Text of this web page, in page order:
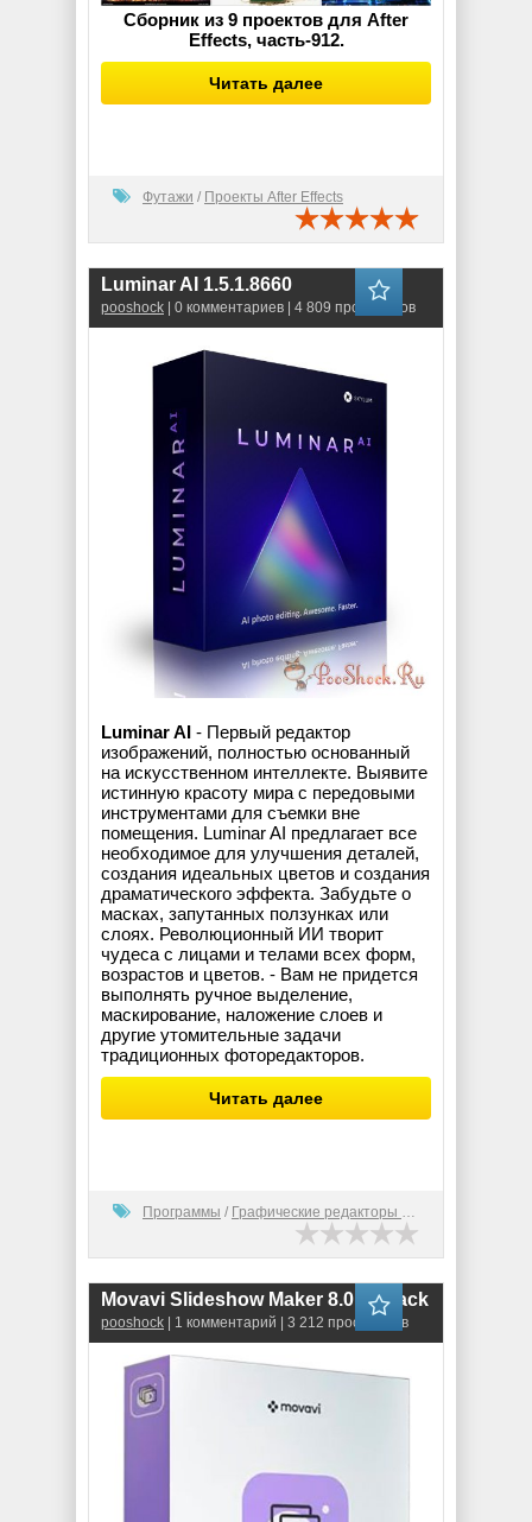
Сборник из 9 проектов для After
Effects, часть-912.
Читать далее
Футажи / Проекты After Effects
Luminar AI 1.5.1.8660
pooshock | 0 комментариев | 4 809 просмотров
Luminar AI - Первый редактор
изображений, полностью основанный
на искусственном интеллекте. Выявите
истинную красоту мира с передовыми
инструментами для съемки вне
помещения. Luminar AI предлагает все
необходимое для улучшения деталей,
создания идеальных цветов и создания
драматического эффекта. Забудьте о
масках, запутанных ползунках или
слоях. Революционный ИИ творит
чудеса с лицами и телами всех форм,
возрастов и цветов. - Вам не придется
выполнять ручное выделение,
маскирование, наложение слоев и
другие утомительные задачи
традиционных фоторедакторов.
Читать далее
Программы / Графические редакторы (2D)
Movavi Slideshow Maker 8.0 RePack
pooshock | 1 комментарий | 3 212 просмотров